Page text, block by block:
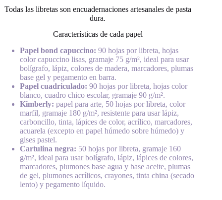
desde
$350.00
Todas las libretas son encuadernaciones artesanales de pasta
dura.
Características de cada papel
Papel bond capuccino: 90 hojas por libreta, hojas
color capuccino lisas, gramaje 75 g/m², ideal para usar
bolígrafo, lápiz, colores de madera, marcadores, plumas
base gel y pegamento en barra.
Papel cuadriculado: 90 hojas por libreta, hojas color
blanco, cuadro chico escolar, gramaje 90 g/m².
Kimberly: papel para arte, 50 hojas por libreta, color
marfil, gramaje 180 g/m², resistente para usar lápiz,
carboncillo, tinta, lápices de color, acrílico, marcadores,
acuarela (excepto en papel húmedo sobre húmedo) y
gises pastel.
Cartulina negra: 50 hojas por libreta, gramaje 160
g/m², ideal para usar bolígrafo, lápiz, lápices de colores,
marcadores, plumones base agua y base aceite, plumas
de gel, plumones acrílicos, crayones, tinta china (secado
lento) y pegamento líquido.